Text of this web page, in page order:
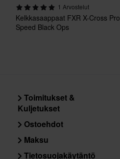
1 Arvostelut
Kelkkasaappaat FXR X-Cross Pro
Speed Black Ops
Toimitukset &
Kuljetukset
Ostoehdot
Maksu
Tietosuojakäytäntö